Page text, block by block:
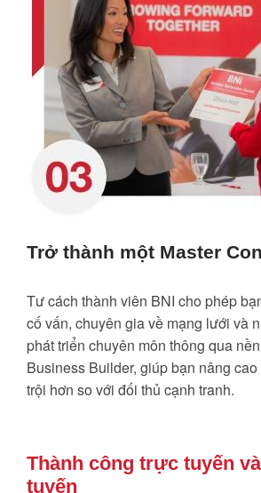
Trở thành một Master
Tư cách thành viên BNI cho phép
cố vấn, chuyên gia về mạng lưới và
phát triển chuyên môn thông qua
Business Builder, giúp bạn nâng
trội hơn so với đối thủ cạnh tranh.
Thành công trực tuyến
tuyến